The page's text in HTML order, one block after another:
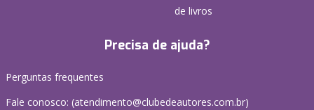
de livros
Precisa de ajuda?
Perguntas frequentes
Fale conosco: (atendimento@clubedeautores.com.br)